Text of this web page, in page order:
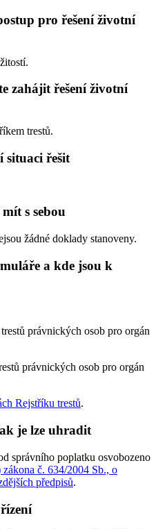
pro řešení životní
zahájit řešení životní
trestů.
situaci řešit
s sebou
žádné doklady stanoveny.
a kde jsou k
právnických osob pro orgán
právnických osob pro orgán
Rejstříku trestů.
je lze uhradit
správního poplatku osvobozeno
č. 634/2004 Sb., o
předpisů.